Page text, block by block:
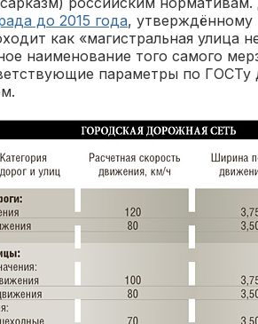
до 2015 года, утверждённому
как «магистральная улица
наименование того самого
параметры по ГОСТу